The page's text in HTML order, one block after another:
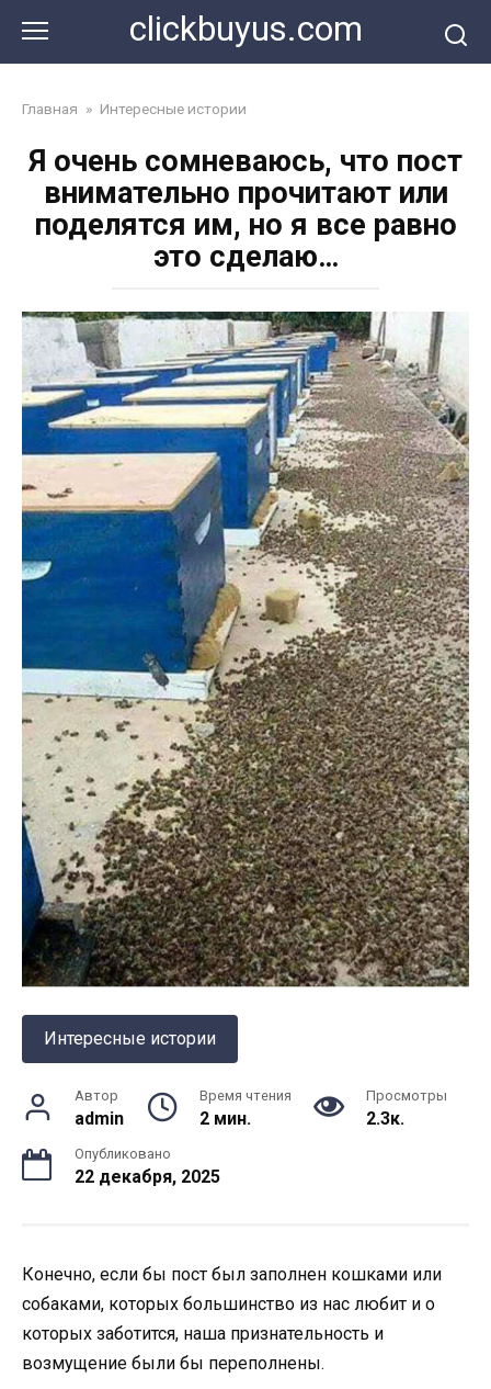
контенту
clickbuyus.com
Главная » Интересные истории
Я очень сомневаюсь, что пост
внимательно прочитают или
поделятся им, но я все равно
это сделаю…
Интересные истории
Автор
admin
Время чтения
2 мин.
Просмотры
2.3к.
Опубликовано
22 декабря, 2025
Конечно, если бы пост был заполнен кошками или
собаками, которых большинство из нас любит и о
которых заботится, наша признательность и
возмущение были бы переполнены.